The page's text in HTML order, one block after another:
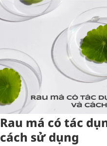
Rau má có tác
cách sử dụng